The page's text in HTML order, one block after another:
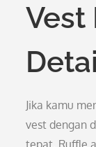
Vest
Jika kamu
vest dengan
tepat. Ruffle